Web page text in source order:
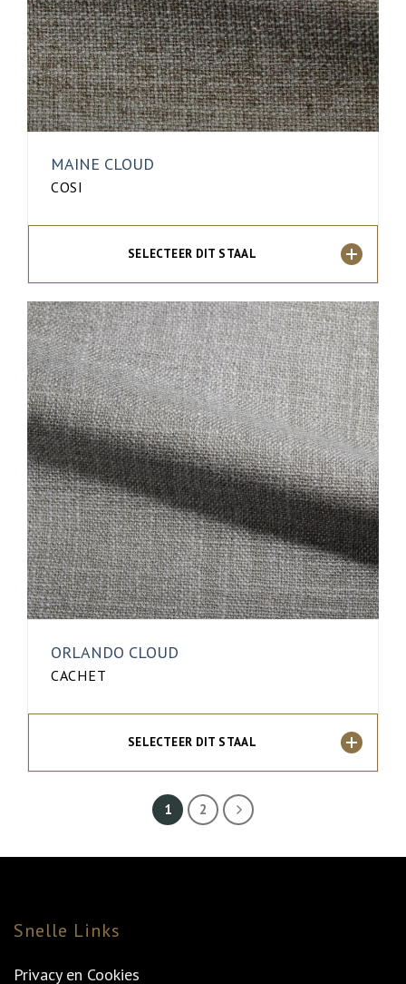
MAINE CLOUD
COSI
SELECTEER DIT STAAL
ORLANDO CLOUD
CACHET
SELECTEER DIT STAAL
1 2
Snelle Links
Privacy en Cookies